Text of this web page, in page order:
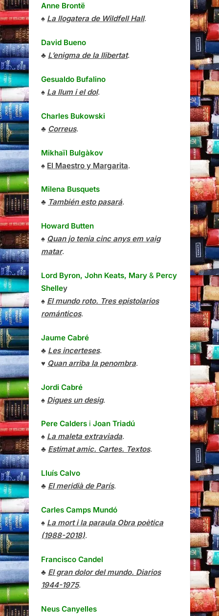
Anne Brontë
♠ La llogatera de Wildfell Hall.
David Bueno
♣ L’enigma de la llibertat.
Gesualdo Bufalino
♠ La llum i el dol.
Charles Bukowski
♣ Correus.
Mikhaïl Bulgàkov
♠ El Maestro y Margarita.
Milena Busquets
♣ También esto pasará.
Howard Butten
♠ Quan jo tenia cinc anys em vaig
matar.
Lord Byron, John Keats, Mary & Percy
Shelley
♠ El mundo roto. Tres epistolarios
románticos.
Jaume Cabré
♣ Les incerteses.
♥ Quan arriba la penombra.
Jordi Cabré
♠ Digues un desig.
Pere Calders i Joan Triadú
♠ La maleta extraviada.
♣ Estimat amic. Cartes. Textos.
Lluís Calvo
♣ El meridià de París.
Carles Camps Mundó
♠ La mort i la paraula Obra poètica
(1988-2018).
Francisco Candel
♣ El gran dolor del mundo. Diarios
1944-1975.
Neus Canyelles